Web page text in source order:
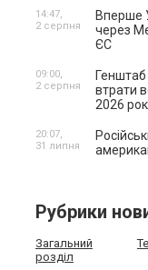
Вперше
через
ЄС
14:47,
2 серпня
втрати
2026
09:00,
2 серпня
20:07,
31 липня
Рубрики
Загальний
розділ